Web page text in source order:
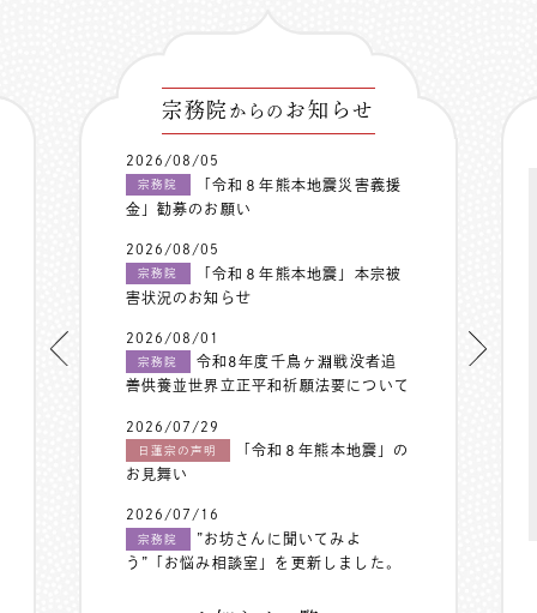
宗務院 からの お知らせ
2026/08/05
宗務院
「令和８年熊本地震災害義援
金」勧募のお願い
2026/08/05
宗務院
「令和８年熊本地震」本宗被
害状況のお知らせ
2026/08/01
宗務院
令和8年度千鳥ヶ淵戦没者追
善供養並世界立正平和祈願法要について
2026/07/29
日蓮宗の声明
「令和８年熊本地震」の
お見舞い
2026/07/16
宗務院
”お坊さんに聞いてみよ
う”「お悩み相談室」を更新しました。